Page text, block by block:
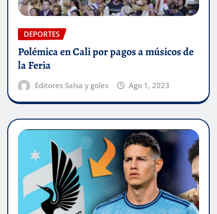
DEPORTES
Polémica en Cali por pagos a músicos de
la Feria
Editores Salsa y goles Ago 1, 2023